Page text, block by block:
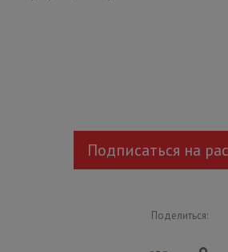
Подписаться на
Поделиться: